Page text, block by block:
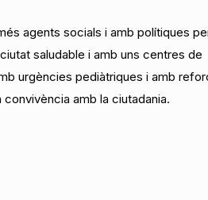
agents socials i amb polítiques
saludable i amb uns centres de
urgències pediàtriques i amb
amb la ciutadania.